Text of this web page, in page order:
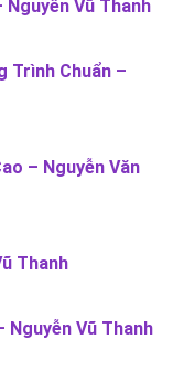
Nguyễn Vũ Thanh
Trình Chuẩn –
– Nguyễn Văn
Thanh
Nguyễn Vũ Thanh